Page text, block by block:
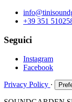
+39 351
Seguici
Instagram
Facebook
Privacy Policy ·